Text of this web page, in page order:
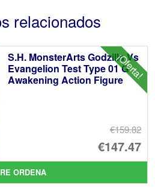
relacionados
¡Oferta!
S.H. MonsterArts Godzilla Vs
Evangelion Test Type 01 G
Awakening Action Figure
€159.82
El
€147.47
El
ORDENA